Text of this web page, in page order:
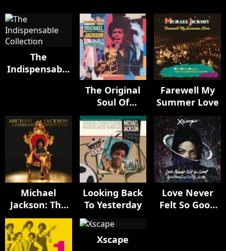
The
Indispensable
The Original
Soul Of
Michael
Jackson
Farewell My
Summer Love
Michael
Jackson: The
Complete
Remix Suite
Looking Back
To Yesterday
Love Never
Felt So Good
Xscape